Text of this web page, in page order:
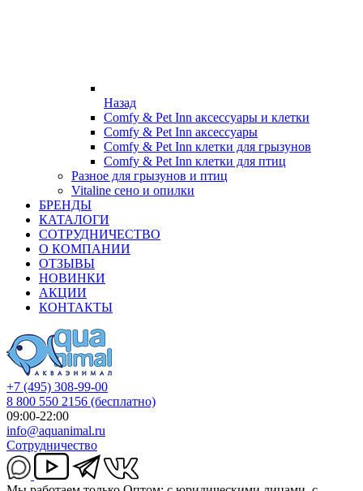
Назад
Comfy & Pet Inn аксессуары и клетки
Comfy & Pet Inn аксессуары
Comfy & Pet Inn клетки для грызунов
Comfy & Pet Inn клетки для птиц
Разное для грызунов и птиц
Vitaline сено и опилки
БРЕНДЫ
КАТАЛОГИ
СОТРУДНИЧЕСТВО
О КОМПАНИИ
ОТЗЫВЫ
НОВИНКИ
АКЦИИ
КОНТАКТЫ
+7 (495) 308-99-00
8 800 550 2156 (бесплатно)
09:00-22:00
info@aquanimal.ru
Сотрудничество